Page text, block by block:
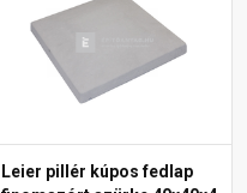
Leier pillér kúpos fedlap